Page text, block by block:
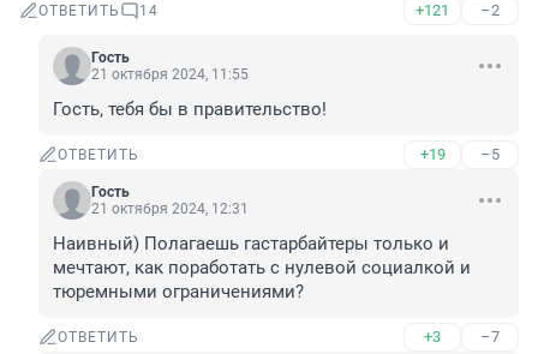
ОТВЕТИТЬ 14 +121 –2
Гость
21 октября 2024, 11:55
Гость, тебя бы в правительство!
ОТВЕТИТЬ +19 –5
Гость
21 октября 2024, 12:31
Наивный) Полагаешь гастарбайтеры только и
мечтают, как поработать с нулевой социалкой и
тюремными ограничениями?
ОТВЕТИТЬ +3 –7